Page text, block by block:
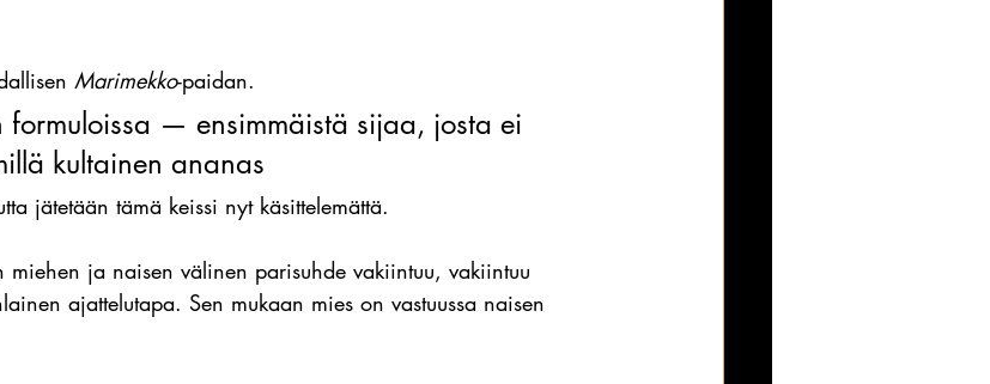
Marimekko-paidan.
— ensimmäistä sijaa, josta ei
kultainen ananas
jätetään tämä keissi nyt käsittelemättä.
miehen ja naisen välinen parisuhde vakiintuu, vakiintuu
ajattelutapa. Sen mukaan mies on vastuussa naisen